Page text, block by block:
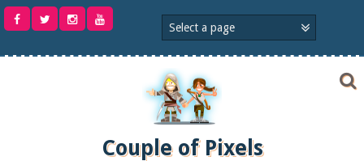
Aller
Couple of Pixels